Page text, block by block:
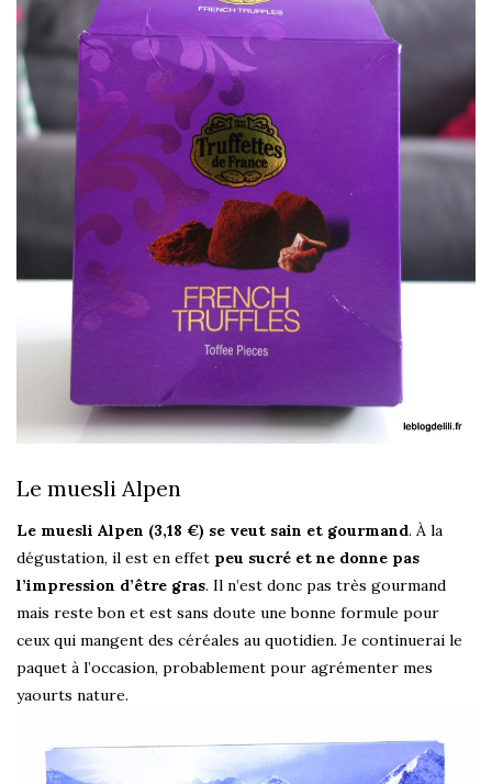
Le muesli Alpen
Le muesli Alpen (3,18 €) se veut sain et gourmand. À la
dégustation, il est en effet peu sucré et ne donne pas
l’impression d’être gras. Il n’est donc pas très gourmand
mais reste bon et est sans doute une bonne formule pour
ceux qui mangent des céréales au quotidien. Je continuerai le
paquet à l’occasion, probablement pour agrémenter mes
yaourts nature.